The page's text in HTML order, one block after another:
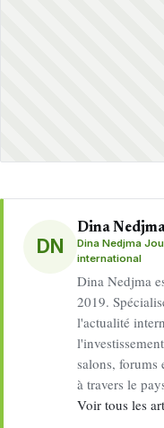
DN
Dina
Dina Nedjma
international
Dina Nedjma
2019.
l'actualité
salons, forums
à travers le
Voir tous les